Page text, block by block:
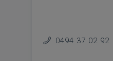
0494 37 02 92